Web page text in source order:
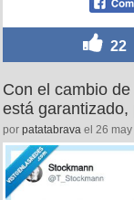
22
Con el cambio
está garantizado,
por patatabrava el 26